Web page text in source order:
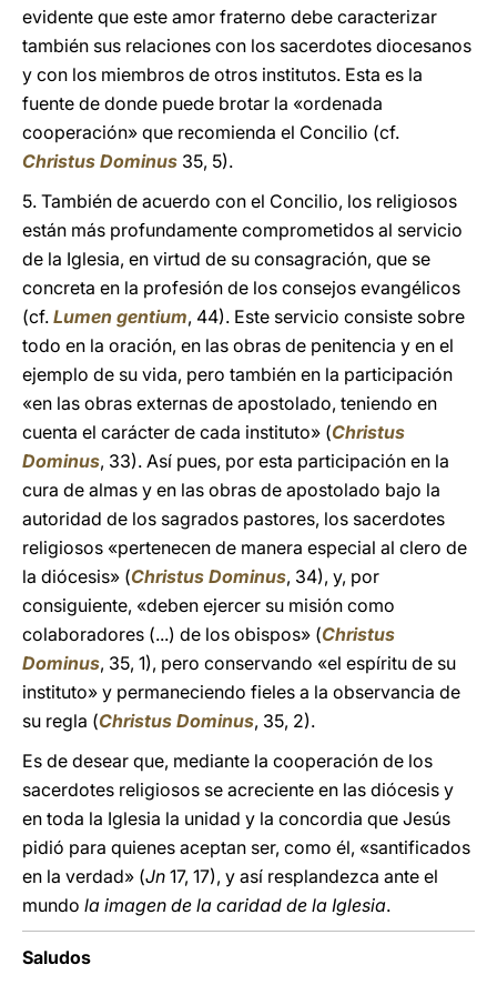
evidente que este amor fraterno debe caracterizar
también sus relaciones con los sacerdotes diocesanos
y con los miembros de otros institutos. Esta es la
fuente de donde puede brotar la «ordenada
cooperación» que recomienda el Concilio (cf.
Christus Dominus 35, 5).
5. También de acuerdo con el Concilio, los religiosos
están más profundamente comprometidos al servicio
de la Iglesia, en virtud de su consagración, que se
concreta en la profesión de los consejos evangélicos
(cf. Lumen gentium, 44). Este servicio consiste sobre
todo en la oración, en las obras de penitencia y en el
ejemplo de su vida, pero también en la participación
«en las obras externas de apostolado, teniendo en
cuenta el carácter de cada instituto» (Christus
Dominus, 33). Así pues, por esta participación en la
cura de almas y en las obras de apostolado bajo la
autoridad de los sagrados pastores, los sacerdotes
religiosos «pertenecen de manera especial al clero de
la diócesis» (Christus Dominus, 34), y, por
consiguiente, «deben ejercer su misión como
colaboradores (...) de los obispos» (Christus
Dominus, 35, 1), pero conservando «el espíritu de su
instituto» y permaneciendo fieles a la observancia de
su regla (Christus Dominus, 35, 2).
Es de desear que, mediante la cooperación de los
sacerdotes religiosos se acreciente en las diócesis y
en toda la Iglesia la unidad y la concordia que Jesús
pidió para quienes aceptan ser, como él, «santificados
en la verdad» (Jn 17, 17), y así resplandezca ante el
mundo la imagen de la caridad de la Iglesia.
Saludos